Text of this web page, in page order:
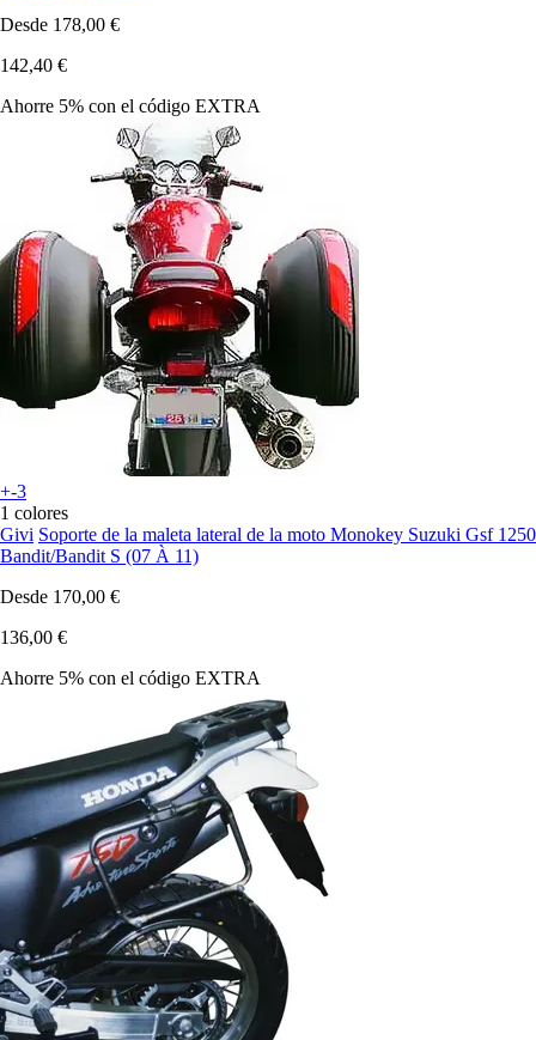
Desde 178,00 €
142,40 €
Ahorre 5% con el código EXTRA
+-3
1 colores
Givi Soporte de la maleta lateral de la moto Monokey Suzuki Gsf 1250
Bandit/Bandit S (07 À 11)
Desde 170,00 €
136,00 €
Ahorre 5% con el código EXTRA